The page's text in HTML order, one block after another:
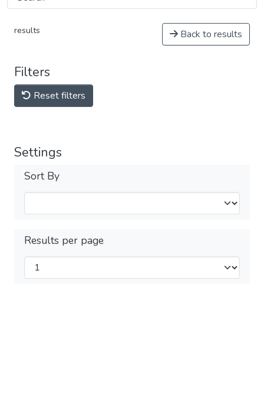
results Back to results
Filters
Reset filters
Settings
Sort By
Results per page